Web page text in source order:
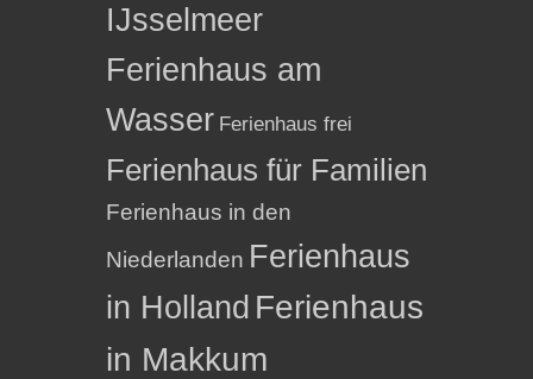
IJsselmeer
Ferienhaus am
Wasser Ferienhaus frei
Ferienhaus für Familien
Ferienhaus in den
Niederlanden Ferienhaus
in Holland Ferienhaus
in Makkum